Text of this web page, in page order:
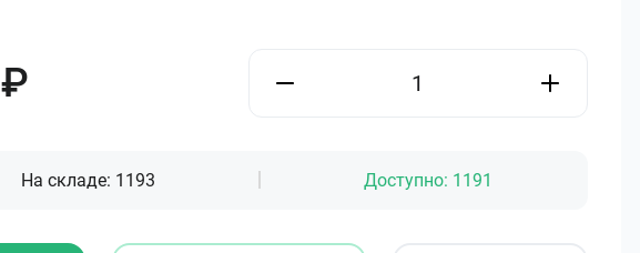
₽
На складе: 1193 Доступно: 1191